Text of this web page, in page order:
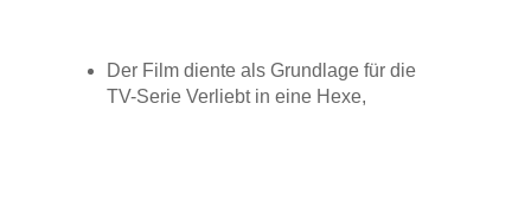
Der Film diente als Grundlage für die
TV-Serie Verliebt in eine Hexe,